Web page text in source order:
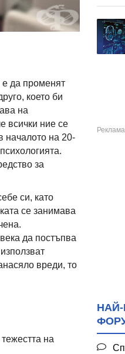
е да променят
което би
на
всички ние се
началото на 20-
за
си, като
се занимава
да постъпва
вреди, то
на